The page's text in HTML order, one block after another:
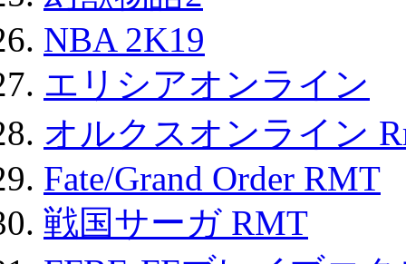
NBA 2K19
エリシアオンライン
オルクスオンライン
Fate/Grand Order RMT
戦国サーガ RMT